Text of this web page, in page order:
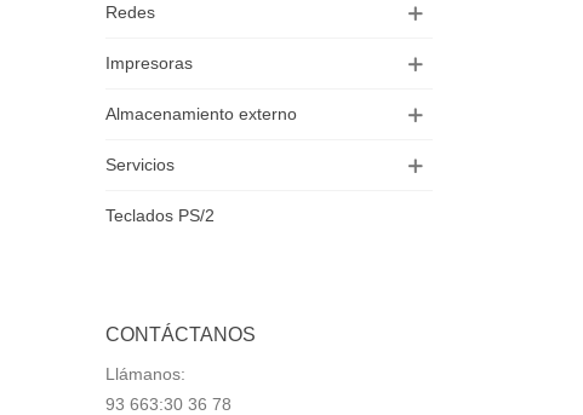
Redes
Impresoras
Almacenamiento externo
Servicios
Teclados PS/2
CONTÁCTANOS
Llámanos:
93 663:30 36 78